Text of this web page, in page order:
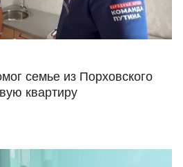
семье из Порховского
квартиру